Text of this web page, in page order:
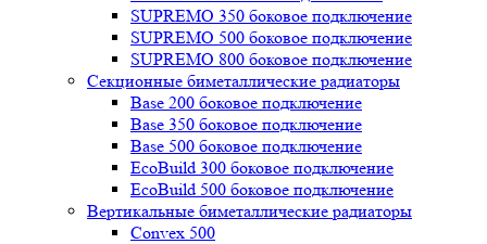
SUРREMО 350 боковое подключение
SUРREMО 500 боковое подключение
SUРREMО 800 боковое подключение
Секционные биметаллические радиаторы
Base 200 боковое подключение
Base 350 боковое подключение
Base 500 боковое подключение
EcoBuild 300 боковое подключение
EcoBuild 500 боковое подключение
Вертикальные биметаллические радиаторы
Convex 500